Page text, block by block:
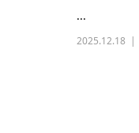
...
2025.12.18